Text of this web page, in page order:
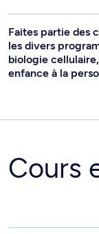
Faites partie des
les divers
biologie
enfance à la
Cours